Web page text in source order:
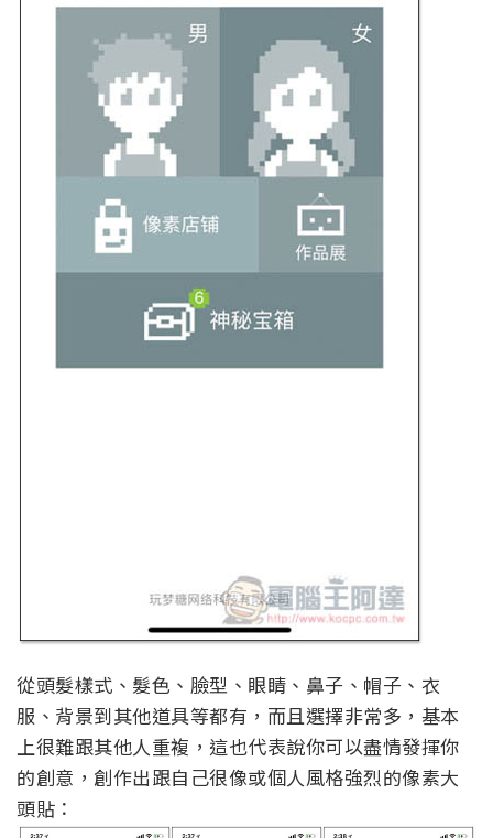
從頭髮樣式、髮色、臉型、眼睛、鼻子、帽子、衣
服、背景到其他道具等都有，而且選擇非常多，基本
上很難跟其他人重複，這也代表說你可以盡情發揮你
的創意，創作出跟自己很像或個人風格強烈的像素大
頭貼：